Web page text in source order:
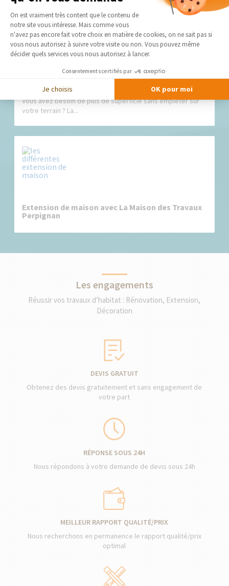
Agrandissez votre maison avec une surélévation
en béton cellulaire
Vous avez besoin de plus de superficie sans empiéter sur
votre terrain ? La...
Extension de maison avec La Maison des Travaux
Perpignan
Les engagements
Réussir vos travaux d’habitat : Rénovation, Extension,
Décoration
DEVIS GRATUIT
Obtenez des devis gratuitement et sans engagement de
votre part
RÉPONSE SOUS 24H
Nous répondons à votre demande de devis sous 24h
MEILLEUR RAPPORT QUALITÉ/PRIX
Nous recherchons en permanence le rapport qualité/prix
optimal
Plateforme de Gestion du
On est vraiment très content que le contenu de
notre site vous intéresse. Mais comme vous
n'avez pas encore fait votre choix en matière de cookies, on ne sait pas si
vous nous autorisez à suivre votre visite ou non. Vous pouvez même
décider quels services vous nous autorisez à lancer.
Consentements certifiés par
Je choisis OK pour moi
Axeptio consent